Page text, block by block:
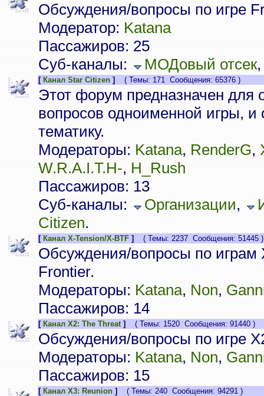
Обсуждения/вопросы по игре
Модератор: Katana
Пассажиров: 25
Суб-каналы:
МОДовый отсек
[ Канал Star Citizen ] ( Темы: 171 Сообщения: 65376 )
Этот форум предназначен для
вопросов одноименной игры,
тематику.
Модераторы: Katana, RenderG,
W.R.A.I.T.H-, H_Rush
Пассажиров: 13
Суб-каналы:
Организации,
Citizen.
[ Канал X-Tension/X-BTF ] ( Темы: 2237 Сообщения: 51445 )
Обсуждения/вопросы по играм
Frontier.
Модераторы: Katana, Non,
Пассажиров: 14
[ Канал X2: The Threat] ( Темы: 1520 Сообщения: 91440 )
Обсуждения/вопросы по игре
Модераторы: Katana, Non,
Пассажиров: 15
[ Канал X3: Reunion ] ( Темы: 240 Сообщения: 94291 )